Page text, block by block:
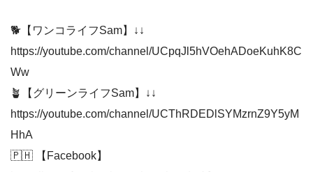
🐕【ワンコライフSam】↓↓
https://youtube.com/channel/UCpqJl5hVOehADoeKuhK8C
Ww
🪴【グリーンライフSam】↓↓
https://youtube.com/channel/UCThRDEDlSYMzrnZ9Y5yM
HhA
🇵🇭 【Facebook】